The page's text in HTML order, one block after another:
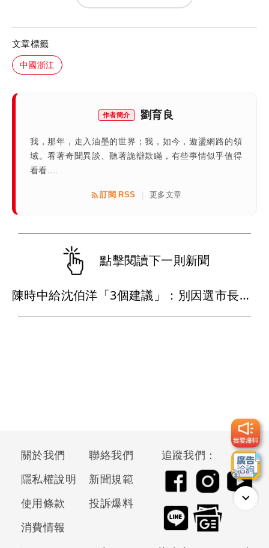
文章標籤
中國浙江
作者簡介 劉育良
我，那年，走入油墨的世界；我，如今，遊盪網路的領
域。看著奇聞異談、聽著詭辯欺瞞，有些事情似乎值得
看看....
訂閱 RSS | 更多文章
點擊閱讀下一則新聞
陳時中給沈伯洋「3個建議」：別因選市長變猙獰，否則就跟對手一樣
關於我們
聯絡我們
隱私權說明
新聞規範
使用條款
投訴爆料
消費情報
追蹤我們：